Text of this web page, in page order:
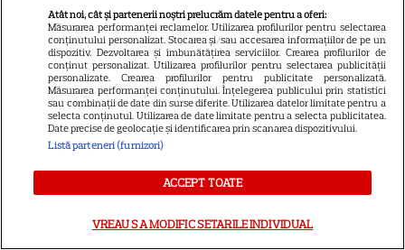
24
75 de ani. Drama din
adolescență care i-a schimbat
viața
VEDETE STRĂINE
George și Amal Clooney,
evacuați din locuința lor din
Franța din cauza incendiilor.
„Nu știm dacă va supraviețui”
Atât noi, cât și partenerii noștri prelucrăm datele pentru a oferi:
Măsurarea performanței reclamelor. Utilizarea profilurilor pentru selectarea
conținutului personalizat. Stocarea și/sau accesarea informațiilor de pe un
dispozitiv. Dezvoltarea și îmbunătățirea serviciilor. Crearea profilurilor de
conținut personalizat. Utilizarea profilurilor pentru selectarea publicității
personalizate. Crearea profilurilor pentru publicitate personalizată.
Măsurarea performanței conținutului. Înțelegerea publicului prin statistici
sau combinații de date din surse diferite. Utilizarea datelor limitate pentru a
selecta conținutul. Utilizarea de date limitate pentru a selecta publicitatea.
Date precise de geolocație și identificarea prin scanarea dispozitivului.
Listă parteneri (furnizori)
ACCEPT TOATE
VREAU SA MODIFIC SETARILE INDIVIDUAL